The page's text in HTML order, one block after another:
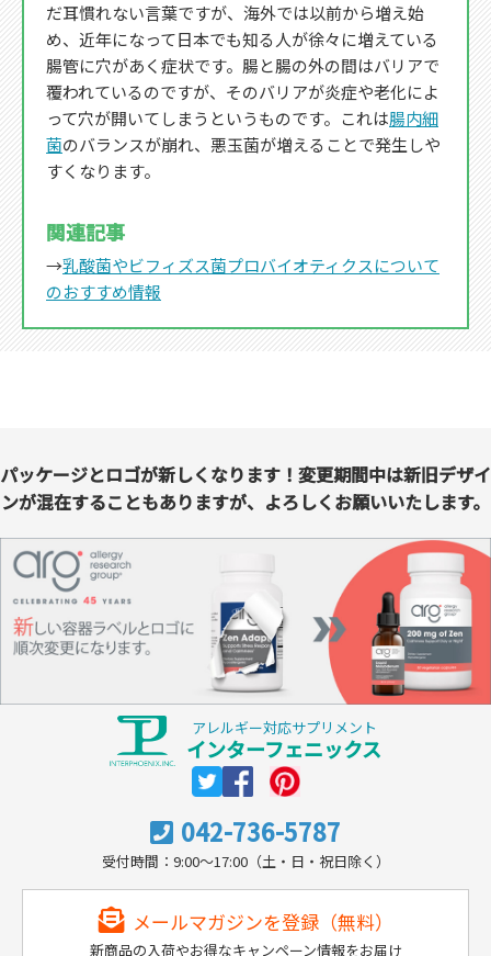
だ耳慣れない言葉ですが、海外では以前から増え始
め、近年になって日本でも知る人が徐々に増えている
腸管に穴があく症状です。腸と腸の外の間はバリアで
覆われているのですが、そのバリアが炎症や老化によ
って穴が開いてしまうというものです。これは腸内細
菌のバランスが崩れ、悪玉菌が増えることで発生しや
すくなります。
関連記事
→乳酸菌やビフィズス菌プロバイオティクスについて
のおすすめ情報
パッケージとロゴが新しくなります！変更期間中は新旧デザイ
ンが混在することもありますが、よろしくお願いいたします。
アレルギー対応サプリメント
インターフェニックス
042-736-5787
受付時間：9:00～17:00（土・日・祝日除く）
メールマガジンを登録（無料）
新商品の入荷やお得なキャンペーン情報をお届け